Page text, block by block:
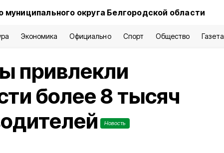
муниципального округа Белгородской области
Экономика Официально Спорт Общество Газета
привлекли
более 8 тысяч
Новость